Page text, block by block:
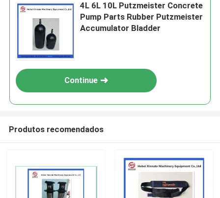
4L 6L 10L Putzmeister Concrete
Pump Parts Rubber Putzmeister
Accumulator Bladder
Continue
Produtos recomendados